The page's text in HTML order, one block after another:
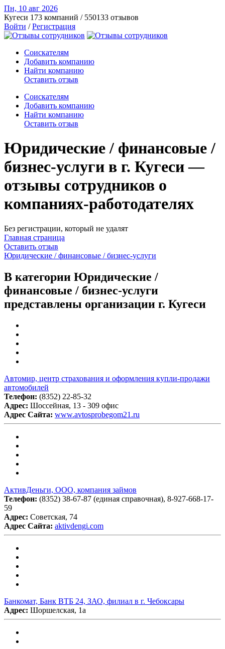
Пн, 10 авг 2026
Кугеси 173 компаний / 550133 отзывов
Войти /Регистрация
Соискателям
Добавить компанию
Найти компанию
Оставить отзыв
Соискателям
Добавить компанию
Найти компанию
Оставить отзыв
Юридические / финансовые /
бизнес-услуги в г. Кугеси —
отзывы сотрудников о
компаниях-работодателях
Без регистрации, который не удалят
Главная страница
Оставить отзыв
Юридические / финансовые / бизнес-услуги
В категории Юридические /
финансовые / бизнес-услуги
представлены организации г. Кугеси
Автомир, центр страхования и оформления купли-продажи
автомобилей
Телефон: (8352) 22-85-32
Адрес: Шоссейная, 13 - 309 офис
Адрес Сайта: www.avtosprobegom21.ru
АктивДеньги, ООО, компания займов
Телефон: (8352) 38-67-87 (единая справочная), 8-927-668-17-
59
Адрес: Советская, 74
Адрес Сайта: aktivdengi.com
Банкомат, Банк ВТБ 24, ЗАО, филиал в г. Чебоксары
Адрес: Шоршелская, 1а